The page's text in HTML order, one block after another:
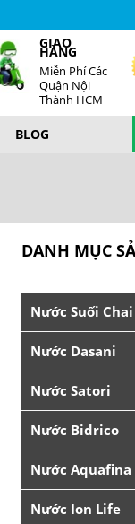
GIAO
HÀNG
Miễn Phí Các
Quận Nội
Thành HCM
BLOG
DANH MỤC
Nước Suối
Nước Dasani
Nước Satori
Nước Bidrico
Nước Aquafina
Nước Ion Life